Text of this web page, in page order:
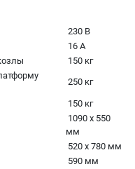
230 В
16 А
150 кг
250 кг
150 кг
1090 х 550
мм
520 х 780 мм
590 мм